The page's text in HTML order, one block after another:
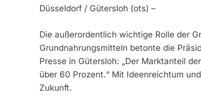
Düsseldorf / Gütersloh (ots) –
Die außerordentlich wichtige Rolle der
Grundnahrungsmitteln betonte die
Presse in Gütersloh: „Der Marktanteil
über 60 Prozent.“ Mit Ideenreichtum
Zukunft.